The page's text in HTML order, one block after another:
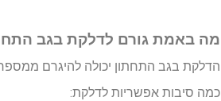
מה באמת גורם לדלקת בגב
הדלקת בגב התחתון יכולה להיגרם
כמה סיבות אפשריות לדלקת: